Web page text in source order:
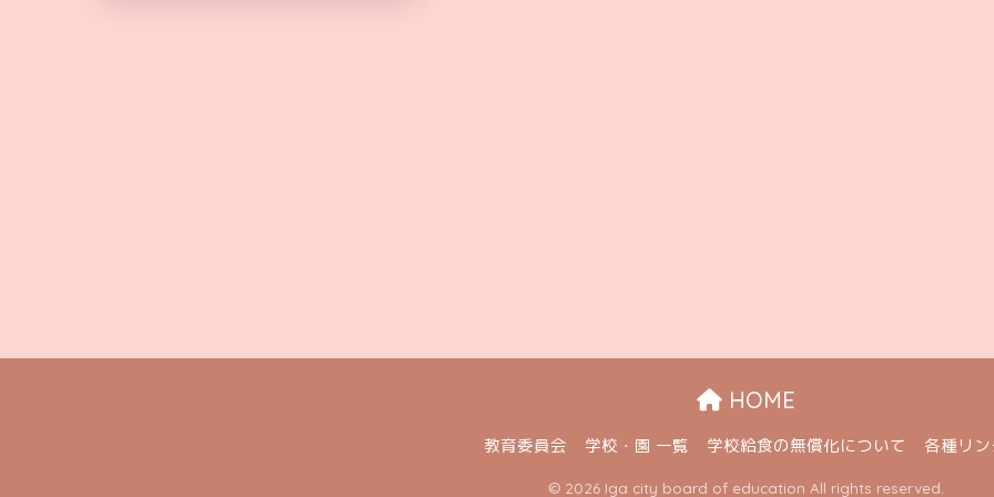
HOME
教育委員会 学校・園 一覧 学校給食の無償化について 各種リ
© 2026 Iga city board of education All rights reserved.